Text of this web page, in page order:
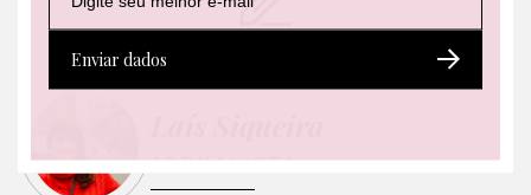
autoria
JORNALISTA
m
l
-
i
-
m
m
l
Enviar dados